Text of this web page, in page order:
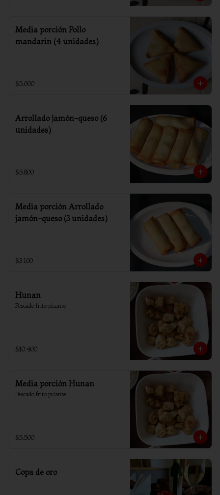
Media porción Pollo
mandarin (4 unidades)
$5.000
Arrollado jamón-queso (6
unidades)
$5.800
Media porción Arrollado
jamón-queso (3 unidades)
$3.100
Hunan
Pescado frito picante
$10.400
Media porción Hunan
Pescado frito picante
$5.500
Copa de oro